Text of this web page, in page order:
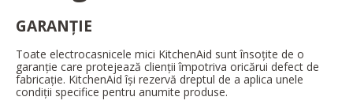
GARANȚIE
Toate electrocasnicele mici KitchenAid sunt însoțite de o
garanție care protejează clienții împotriva oricărui defect de
fabricație. KitchenAid își rezervă dreptul de a aplica unele
condiții specifice pentru anumite produse.